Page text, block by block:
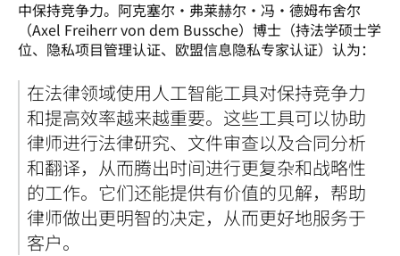
中保持竞争力。阿克塞尔·弗莱赫尔·冯·德姆布舍尔
（Axel Freiherr von dem Bussche）博士（持法学硕士学
位、隐私项目管理认证、欧盟信息隐私专家认证）认为：
在法律领域使用人工智能工具对保持竞争力
和提高效率越来越重要。这些工具可以协助
律师进行法律研究、文件审查以及合同分析
和翻译，从而腾出时间进行更复杂和战略性
的工作。它们还能提供有价值的见解，帮助
律师做出更明智的决定，从而更好地服务于
客户。